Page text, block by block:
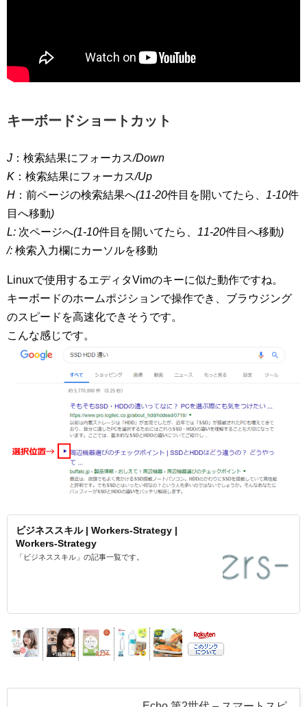
キーボードショートカット
J ：検索結果にフォーカス/Down
K ：検索結果にフォーカス/Up
H ：前ページの検索結果へ(11-20件目を開いてたら、 1-10件
目へ移動)
L: 次ページへ(1-10件目を開いてたら、 11-20件目へ移動)
/: 検索入力欄にカーソルを移動
Linuxで使用するエディタVimのキーに似た動作ですね。
キーボードのホームポジションで操作でき、ブラウジング
のスピードを高速化できそうです。
こんな感じです。
ビジネススキル | Workers-Strategy |
Workers-Strategy
「ビジネススキル」の記事一覧です。